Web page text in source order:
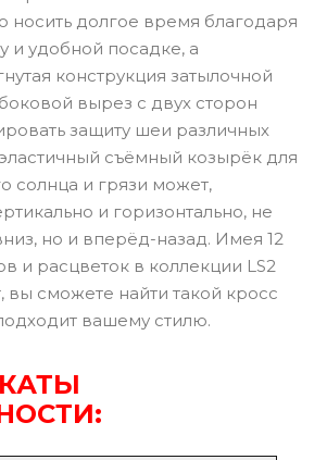
носить долгое время благодаря
и удобной посадке, а
конструкция затылочной
вырез с двух сторон
защиту шеи различных
съёмный козырёк для
солнца и грязи может,
и горизонтально, не
но и вперёд-назад. Имея 12
и расцветок в коллекции LS2
вы сможете найти такой кросс
вашему стилю.